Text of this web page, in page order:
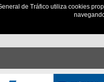
de Tráfico utiliza cookies